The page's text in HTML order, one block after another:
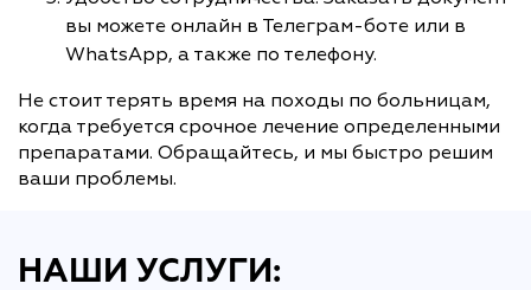
вы можете онлайн в Телеграм-боте или в
WhatsApp, а также по телефону.
Не стоит терять время на походы по больницам,
когда требуется срочное лечение определенными
препаратами. Обращайтесь, и мы быстро решим
ваши проблемы.
НАШИ УСЛУГИ: